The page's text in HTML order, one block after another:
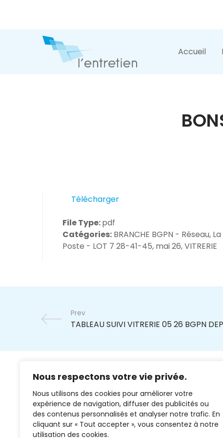
Nous respectons votre vie privée.
Nous utilisons des cookies pour améliorer votre
expérience de navigation, diffuser des publicités ou
des contenus personnalisés et analyser notre trafic. En
cliquant sur « Tout accepter », vous consentez à notre
utilisation des cookies.
Accueil
Télécharger
File Type:pdf
Catégories: BRANCHE BGPN - Réseau, La
Poste - LOT 7 28-41-45, mai 26, VITRERIE
Prev
02 37 38 00 78